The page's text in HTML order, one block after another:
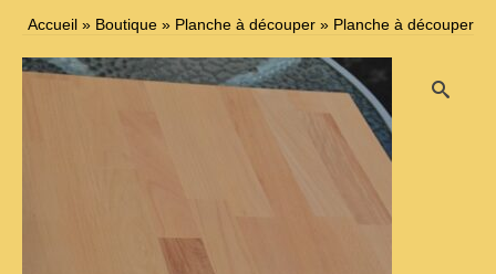
Accueil » Boutique » Planche à découper » Planche à découper